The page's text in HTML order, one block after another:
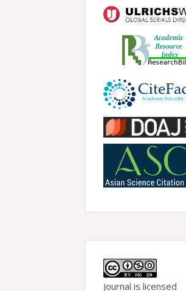
Journal is licensed